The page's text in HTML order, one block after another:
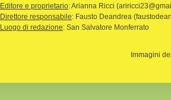
Editore e proprietario: Arianna Ricci
Direttore responsabile: Fausto Deandrea
Luogo di redazione: San Salvatore Monferrato
Immagini